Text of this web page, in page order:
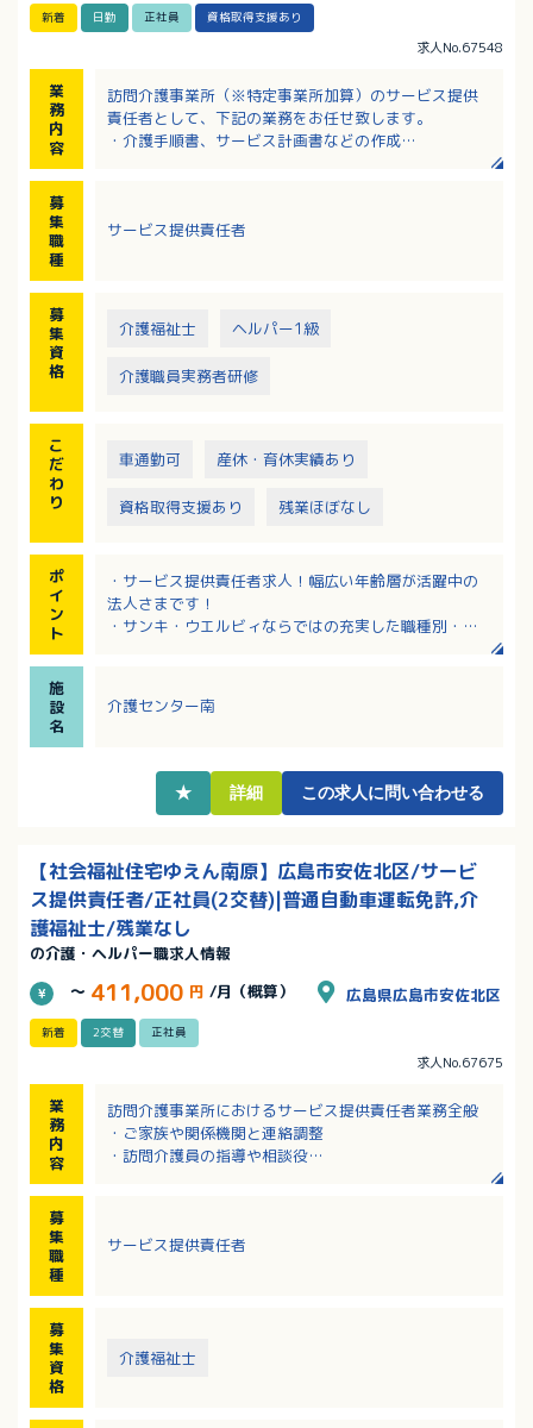
新着 日勤 正社員 資格取得支援あり
求人No.67548
業
務
内
容
訪問介護事業所（※特定事業所加算）のサービス提供
責任者として、下記の業務をお任せ致します。
・介護手順書、サービス計画書などの作成
・スタッフの行動管理、統括
募
集
職
種
サービス提供責任者
募
集
資
格
介護福祉士 ヘルパー1級
介護職員実務者研修
こ
だ
わ
り
車通勤可 産休・育休実績あり
資格取得支援あり 残業ほぼなし
ポ
イ
ン
ト
・サービス提供責任者求人！幅広い年齢層が活躍中の
法人さまです！
・サンキ・ウエルビィならではの充実した職種別・階
ップも目指せます！
・産育休からの復職率100％。働きやすい環境です！
施
設
名
介護センター南
★ 詳細 この求人に問い合わせる
【社会福祉住宅ゆえん南原】広島市安佐北区/サービ
ス提供責任者/正社員(2交替)|普通自動車運転免許,介
護福祉士/残業なし
の介護・ヘルパー職求人情報
～ 411,000 円 /月（概算） 広島県広島市安佐北区
新着 2交替 正社員
求人No.67675
業
務
内
容
訪問介護事業所におけるサービス提供責任者業務全般
・ご家族や関係機関と連絡調整
・訪問介護員の指導や相談役
記録、シーツ交換等
募
集
職
種
サービス提供責任者
募
集
資
格
介護福祉士